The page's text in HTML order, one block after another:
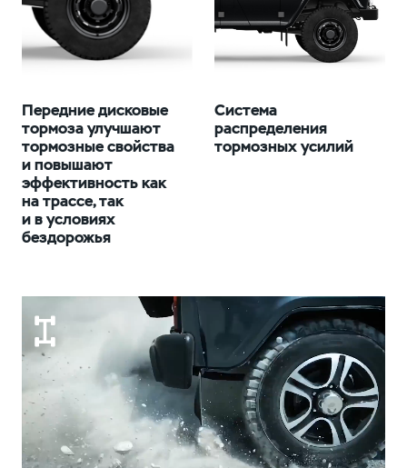
Передние дисковые
тормоза улучшают
тормозные свойства
и повышают
эффективность как
на трассе, так
и в условиях
бездорожья
Система
распределения
тормозных усилий